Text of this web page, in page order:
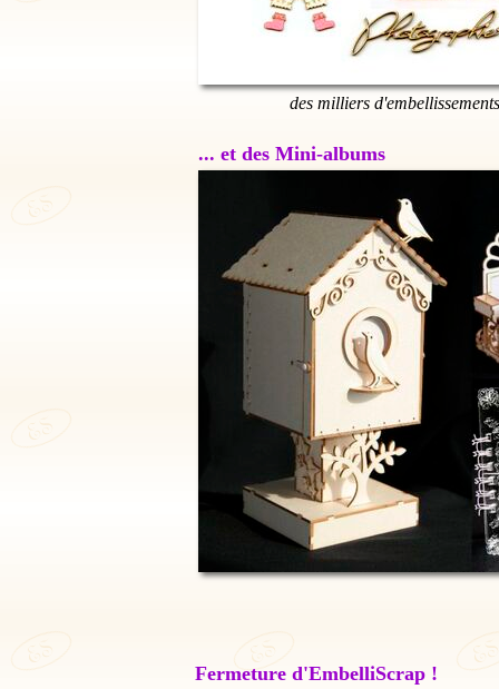
des milliers
... et des Mini-albums
Fermeture d'EmbelliScrap !